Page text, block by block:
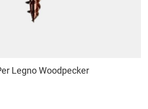
Legno Woodpecker